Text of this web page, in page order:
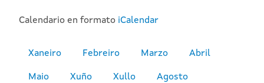
Calendario en formato iCalendar
Xaneiro Febreiro Marzo Abril
Maio Xuño Xullo Agosto